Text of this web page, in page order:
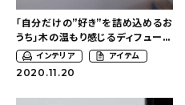
コラム
「自分だけの”好き”を詰め込めるお
うち」木の温もり感じるディフュー
ザー！インテリア アイテム
2020.11.20